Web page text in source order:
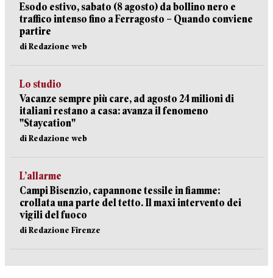
Esodo estivo, sabato (8 agosto) da bollino nero e
traffico intenso fino a Ferragosto – Quando conviene
partire
di Redazione web
Lo studio
Vacanze sempre più care, ad agosto 24 milioni di
italiani restano a casa: avanza il fenomeno
"Staycation"
di Redazione web
L’allarme
Campi Bisenzio, capannone tessile in fiamme:
crollata una parte del tetto. Il maxi intervento dei
vigili del fuoco
di Redazione Firenze